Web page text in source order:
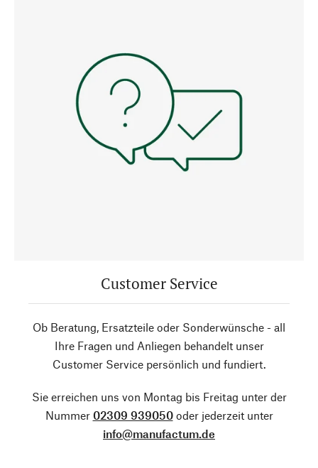
Customer Service
Ob Beratung, Ersatzteile oder Sonderwünsche - all
Ihre Fragen und Anliegen behandelt unser
Customer Service persönlich und fundiert.
Sie erreichen uns von Montag bis Freitag unter der
Nummer 02309 939050oder jederzeit unter
info@manufactum.de